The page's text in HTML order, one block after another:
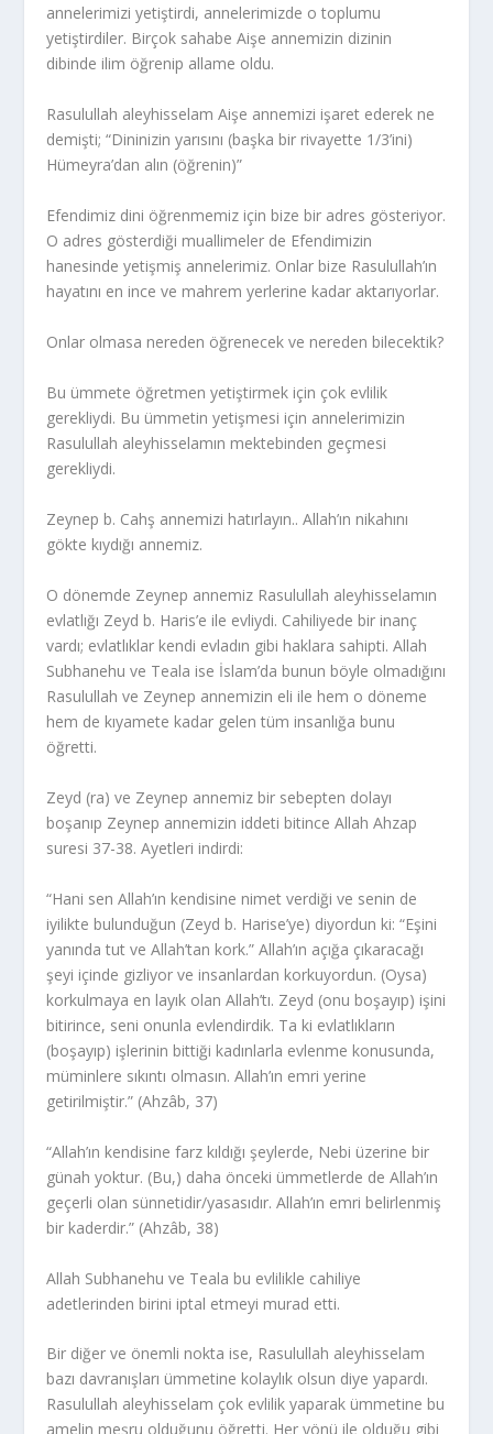
annelerimizi yetiştirdi, annelerimizde o toplumu
yetiştirdiler. Birçok sahabe Aişe annemizin dizinin
dibinde ilim öğrenip allame oldu.
Rasulullah aleyhisselam Aişe annemizi işaret ederek ne
demişti; “Dininizin yarısını (başka bir rivayette 1/3’ini)
Hümeyra’dan alın (öğrenin)”
Efendimiz dini öğrenmemiz için bize bir adres gösteriyor.
O adres gösterdiği muallimeler de Efendimizin
hanesinde yetişmiş annelerimiz. Onlar bize Rasulullah’ın
hayatını en ince ve mahrem yerlerine kadar aktarıyorlar.
Onlar olmasa nereden öğrenecek ve nereden bilecektik?
Bu ümmete öğretmen yetiştirmek için çok evlilik
gerekliydi. Bu ümmetin yetişmesi için annelerimizin
Rasulullah aleyhisselamın mektebinden geçmesi
gerekliydi.
Zeynep b. Cahş annemizi hatırlayın.. Allah’ın nikahını
gökte kıydığı annemiz.
O dönemde Zeynep annemiz Rasulullah aleyhisselamın
evlatlığı Zeyd b. Haris’e ile evliydi. Cahiliyede bir inanç
vardı; evlatlıklar kendi evladın gibi haklara sahipti. Allah
Subhanehu ve Teala ise İslam’da bunun böyle olmadığını
Rasulullah ve Zeynep annemizin eli ile hem o döneme
hem de kıyamete kadar gelen tüm insanlığa bunu
öğretti.
Zeyd (ra) ve Zeynep annemiz bir sebepten dolayı
boşanıp Zeynep annemizin iddeti bitince Allah Ahzap
suresi 37-38. Ayetleri indirdi:
“Hani sen Allah’ın kendisine nimet verdiği ve senin de
iyilikte bulunduğun (Zeyd b. Harise’ye) diyordun ki: “Eşini
yanında tut ve Allah’tan kork.” Allah’ın açığa çıkaracağı
şeyi içinde gizliyor ve insanlardan korkuyordun. (Oysa)
korkulmaya en layık olan Allah’tı. Zeyd (onu boşayıp) işini
bitirince, seni onunla evlendirdik. Ta ki evlatlıkların
(boşayıp) işlerinin bittiği kadınlarla evlenme konusunda,
müminlere sıkıntı olmasın. Allah’ın emri yerine
getirilmiştir.” (Ahzâb, 37)
“Allah’ın kendisine farz kıldığı şeylerde, Nebi üzerine bir
günah yoktur. (Bu,) daha önceki ümmetlerde de Allah’ın
geçerli olan sünnetidir/yasasıdır. Allah’ın emri belirlenmiş
bir kaderdir.” (Ahzâb, 38)
Allah Subhanehu ve Teala bu evlilikle cahiliye
adetlerinden birini iptal etmeyi murad etti.
Bir diğer ve önemli nokta ise, Rasulullah aleyhisselam
bazı davranışları ümmetine kolaylık olsun diye yapardı.
Rasulullah aleyhisselam çok evlilik yaparak ümmetine bu
amelin meşru olduğunu öğretti. Her yönü ile olduğu gibi